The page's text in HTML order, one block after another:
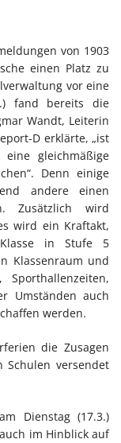
von 1903
einen Platz zu
vor eine
fand bereits die
Wandt, Leiterin
D erklärte, „ist
gleichmäßige
Denn einige
andere einen
Zusätzlich wird
wird ein Kraftakt,
in Stufe 5
Klassenraum und
Umständen auch
werden.
die Zusagen
versendet
Dienstag (17.3.)
im Hinblick auf